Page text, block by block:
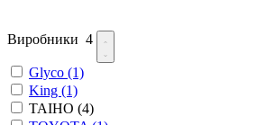
Виробники 4
Glyco (1)
King (1)
TAIHO (4)